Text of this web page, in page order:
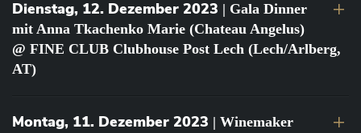
Dienstag, 12. Dezember 2023 | Gala Dinner
mit Anna Tkachenko Marie (Chateau Angelus)
@ FINE CLUB Clubhouse Post Lech (Lech/Arlberg,
AT)
Montag, 11. Dezember 2023 | Winemaker